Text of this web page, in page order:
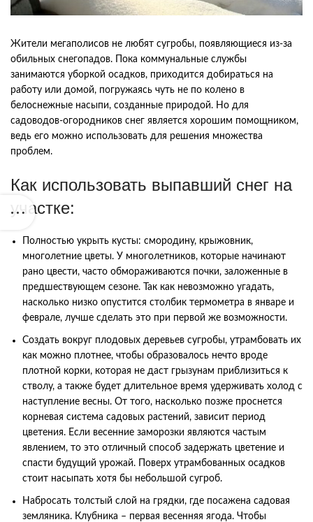
Жители мегаполисов не любят сугробы, появляющиеся из-за
обильных снегопадов. Пока коммунальные службы
занимаются уборкой осадков, приходится добираться на
работу или домой, погружаясь чуть не по колено в
белоснежные насыпи, созданные природой. Но для
садоводов-огородников снег является хорошим помощником,
ведь его можно использовать для решения множества
проблем.
Как использовать выпавший снег на
участке:
Полностью укрыть кусты: смородину, крыжовник,
многолетние цветы. У многолетников, которые начинают
рано цвести, часто обмораживаются почки, заложенные в
предшествующем сезоне. Так как невозможно угадать,
насколько низко опустится столбик термометра в январе и
феврале, лучше сделать это при первой же возможности.
Создать вокруг плодовых деревьев сугробы, утрамбовать их
как можно плотнее, чтобы образовалось нечто вроде
плотной корки, которая не даст грызунам приблизиться к
стволу, а также будет длительное время удерживать холод с
наступление весны. От того, насколько позже проснется
корневая система садовых растений, зависит период
цветения. Если весенние заморозки являются частым
явлением, то это отличный способ задержать цветение и
спасти будущий урожай. Поверх утрамбованных осадков
стоит насыпать хотя бы небольшой сугроб.
Набросать толстый слой на грядки, где посажена садовая
земляника. Клубника – первая весенняя ягода. Чтобы